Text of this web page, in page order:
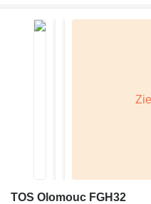
TOS Olomouc FGH32